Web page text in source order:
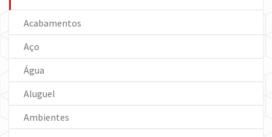
Acabamentos
Aço
Água
Aluguel
Ambientes